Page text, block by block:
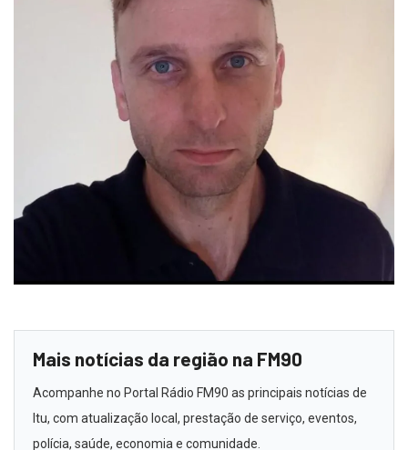
Mais notícias da região na FM90
Acompanhe no Portal Rádio FM90 as principais notícias de
Itu, com atualização local, prestação de serviço, eventos,
polícia, saúde, economia e comunidade.